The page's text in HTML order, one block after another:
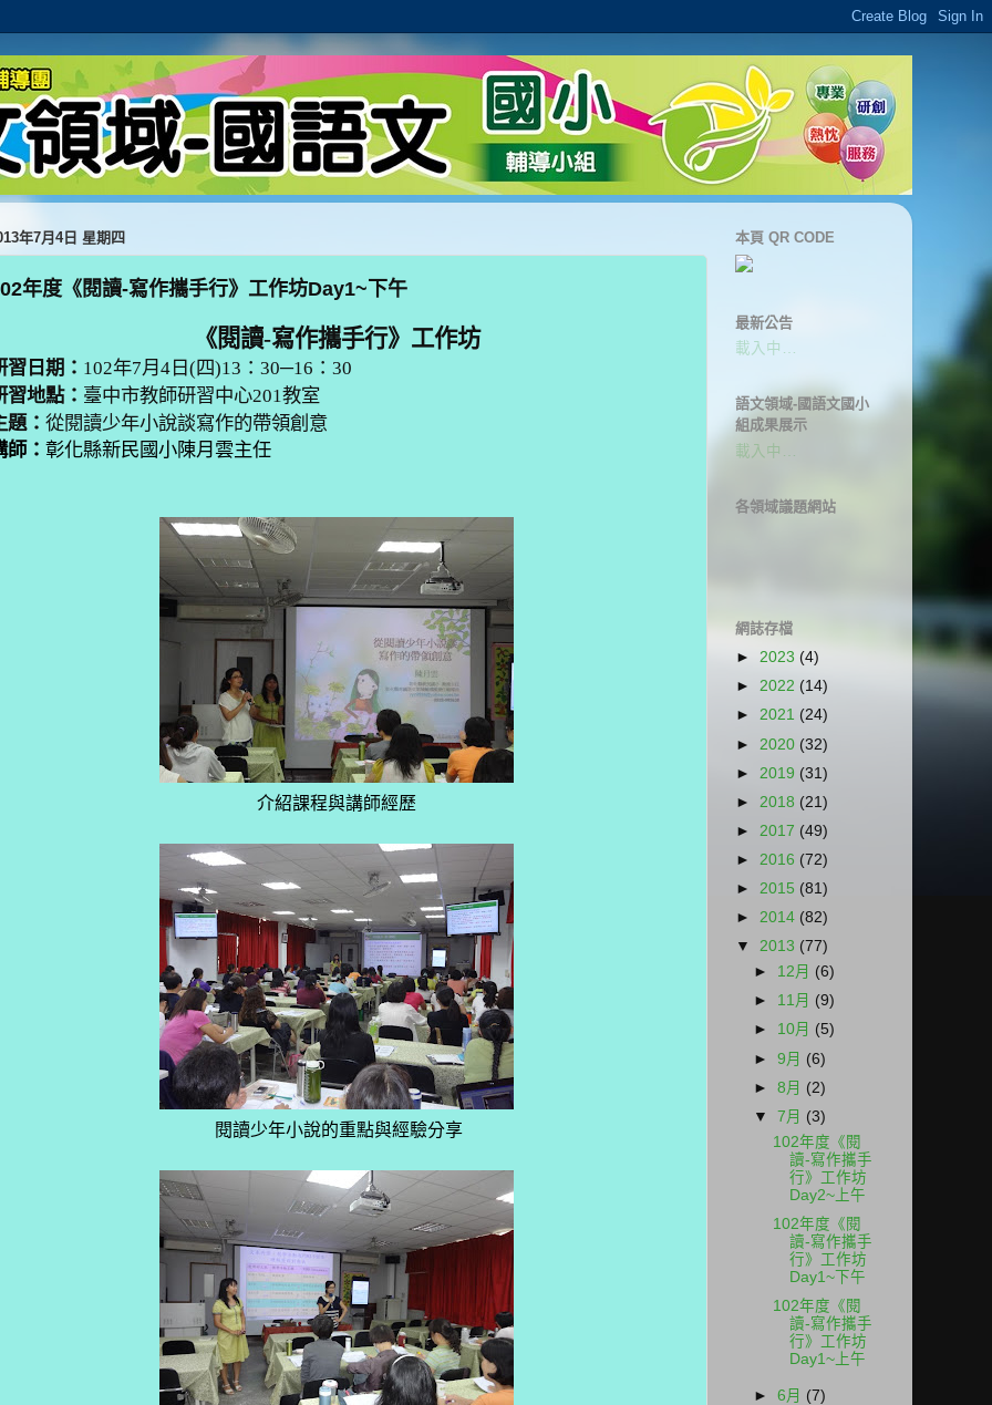
年7月4日 星期四
年度《閱讀-寫作攜手行》工作坊Day1~下午
《閱讀-寫作攜手行》工作坊
習日期： 102年7月 4 日(四)13 ： 30─16 ： 30
習地點： 臺中市教師研習中心201教室
題： 從閱讀少年小說談寫作的帶領創意
師： 彰化縣新民國小陳月雲主任
介紹課程與講師經歷
閱讀少年小說的重點與經驗分享
本頁 QR CODE
最新公告
載入中…
語文領域-國語文國小
組成果展示
載入中…
各領域議題網站
網誌存檔
► 2023 (4)
► 2022 (14)
► 2021 (24)
► 2020 (32)
► 2019 (31)
► 2018 (21)
► 2017 (49)
► 2016 (72)
► 2015 (81)
► 2014 (82)
▼ 2013 (77)
► 12月 (6)
► 11月 (9)
► 10月 (5)
►9月 (6)
►8月 (2)
▼7月 (3)
102年度《閱
讀-寫作攜手
行》工作坊
Day2~上午
102年度《閱
讀-寫作攜手
行》工作坊
Day1~下午
102年度《閱
讀-寫作攜手
行》工作坊
Day1~上午
►6月 (7)